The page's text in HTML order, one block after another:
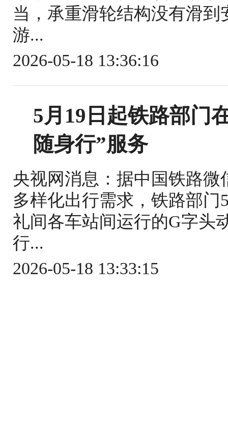
当，承重滑轮结构没有滑
游...
2026-05-18 13:36:16
5月19日起铁路部门
随身行”服务
央视网消息：据中国铁路
多样化出行需求，铁路部门
礼间各车站间运行的G字头
行...
2026-05-18 13:33:15